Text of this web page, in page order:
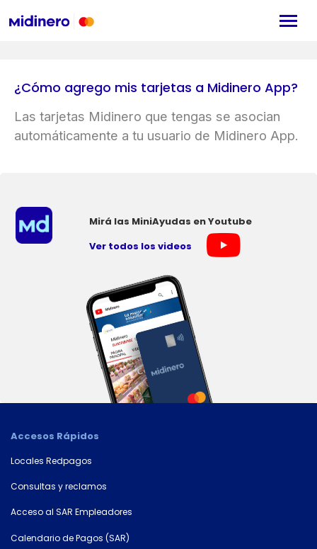
¿Cómo agrego mis tarjetas a Midinero App?
Las tarjetas Midinero que tengas se asocian
automáticamente a tu usuario de Midinero App.
Mirá las MiniAyudas en Youtube
Ver todos los videos
Accesos Rápidos
Locales Redpagos
Consultas y reclamos
Acceso al SAR Empleadores
Calendario de Pagos (SAR)